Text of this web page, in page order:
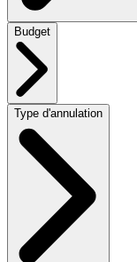
Budget
Type d'annulation